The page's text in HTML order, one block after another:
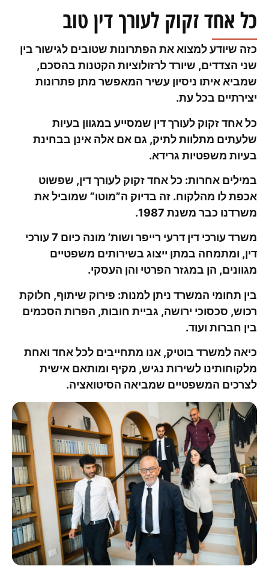
כל אחד זקוק לעורך דין טוב
כזה שיודע למצוא את הפתרונות שטובים לגישור בין
שני הצדדים, שיורד לרזולוציות הקטנות בהסכם,
שמביא איתו ניסיון עשיר המאפשר מתן פתרונות
יצירתיים בכל עת.
כל אחד זקוק לעורך דין שמסייע במגוון בעיות
שלעתים מתלוות לתיק, גם אם אלה אינן בבחינת
בעיות משפטיות גרידא.
במילים אחרות: כל אחד זקוק לעורך דין, שפשוט
אכפת לו מהלקוח. זה בדיוק ה”מוטו” שמוביל את
משרדנו כבר משנת 1987.
משרד עורכי דין דרעי רייפר ושות’ מונה כיום 7 עורכי
דין, ומתמחה במתן ייצוג בשירותים משפטיים
מגוונים, הן במגזר הפרטי והן העסקי.
בין תחומי המשרד ניתן למנות: פירוק שיתוף, חלוקת
רכוש, סכסוכי ירושה, גביית חובות, הפרות הסכמים
בין חברות ועוד.
כיאה למשרד בוטיק, אנו מתחייבים לכל אחד ואחת
מלקוחותינו לשירות נגיש, מקיף ומותאם אישית
לצרכים המשפטיים שמביאה הסיטואציה.